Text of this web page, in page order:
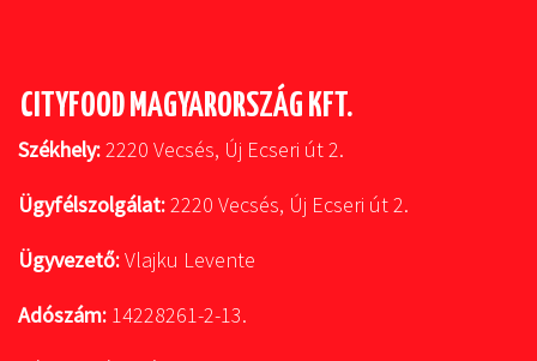
CITYFOOD MAGYARORSZÁG KFT.
Székhely:2220 Vecsés, Új Ecseri út 2.
Ügyfélszolgálat:2220 Vecsés, Új Ecseri út 2.
Ügyvezető:Vlajku Levente
Adószám: 14228261-2-13.